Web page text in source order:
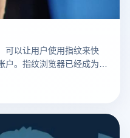
可以让用户使用指纹来快
。指纹浏览器已经成为了
多的人开始使用它。